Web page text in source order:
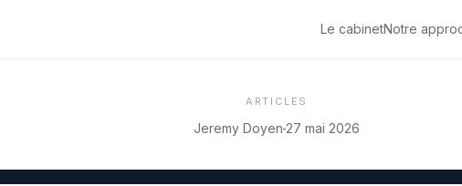
Le cabinetNotre
ARTICLES
Jeremy Doyen 27 mai 2026